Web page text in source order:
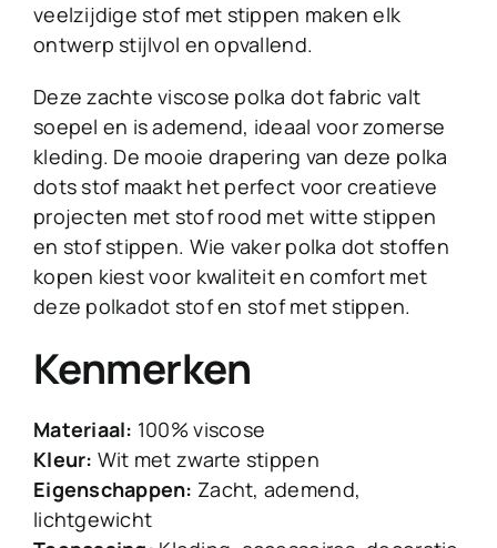
veelzijdige stof met stippen maken elk
ontwerp stijlvol en opvallend.
Deze zachte viscose polka dot fabric valt
soepel en is ademend, ideaal voor zomerse
kleding. De mooie drapering van deze polka
dots stof maakt het perfect voor creatieve
projecten met stof rood met witte stippen
en stof stippen. Wie vaker polka dot stoffen
kopen kiest voor kwaliteit en comfort met
deze polkadot stof en stof met stippen.
Kenmerken
Materiaal: 100% viscose
Kleur: Wit met zwarte stippen
Eigenschappen: Zacht, ademend,
lichtgewicht